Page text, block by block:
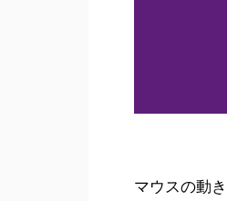
マウスの動